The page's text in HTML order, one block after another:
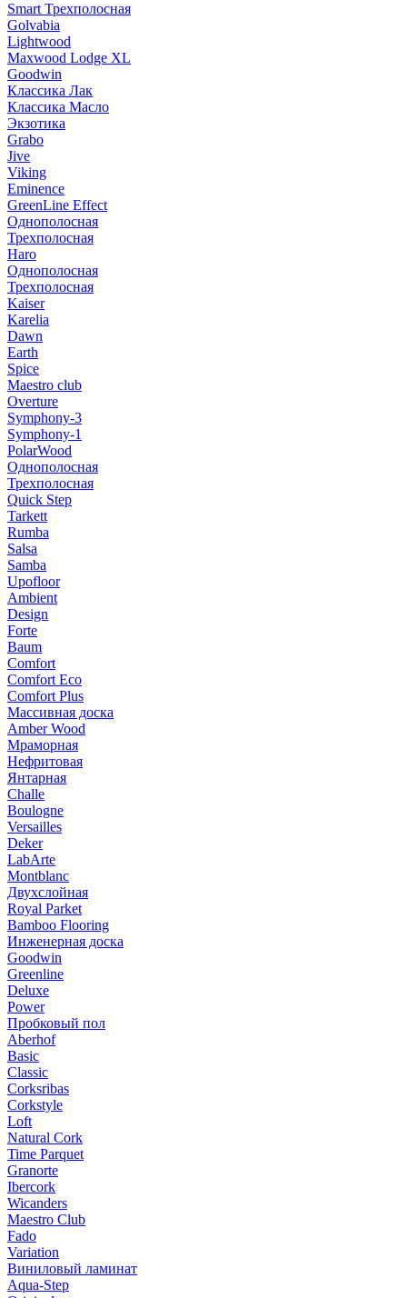
Smart Трехполосная
Golvabia
Lightwood
Maxwood Lodge XL
Goodwin
Классика Лак
Классика Масло
Экзотика
Grabo
Jive
Viking
Eminence
GreenLine Effect
Однополосная
Трехполосная
Haro
Однополосная
Трехполосная
Kaiser
Karelia
Dawn
Earth
Spice
Maestro club
Overture
Symphony-3
Symphony-1
PolarWood
Однополосная
Трехполосная
Quick Step
Tarkett
Rumba
Salsa
Samba
Upofloor
Ambient
Design
Forte
Baum
Comfort
Comfort Eco
Comfort Plus
Массивная доска
Amber Wood
Мраморная
Нефритовая
Янтарная
Challe
Boulogne
Versailles
Deker
LabArte
Montblanc
Двухслойная
Royal Parket
Bamboo Flooring
Инженерная доска
Goodwin
Greenline
Deluxe
Power
Пробковый пол
Aberhof
Basic
Classic
Corksribas
Corkstyle
Loft
Natural Cork
Time Parquet
Granorte
Ibercork
Wicanders
Мaestro Club
Fado
Variation
Виниловый ламинат
Aqua-Step